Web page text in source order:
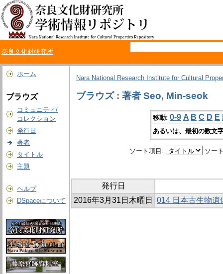
奈良文化財研究所
ホーム
ブラウズ
コミュニティ/
コレクション
発行日
著者
タイトル
主題
ヘルプ
DSpaceについて
Nara National Research Institute for Cultural
ブラウズ : 著者 Seo, Min-seok
移動: 0-9 A B C D E
あるいは、最初の数文
ソート項目: ソー
発行日
2016年3月31日木曜日
014 日本古生物遺